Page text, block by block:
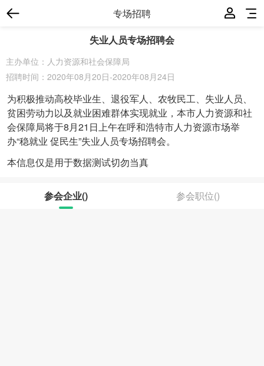
专场招聘
失业人员专场招聘会
主办单位：人力资源和社会保障局
招聘时间： 2020年08月20日-2020年08月24日
为积极推动高校毕业生、退役军人、农牧民工、失业人员、
贫困劳动力以及就业困难群体实现就业，本市人力资源和社
会保障局将于8月21日上午在呼和浩特市人力资源市场举
办“稳就业 促民生”失业人员专场招聘会。
本信息仅是用于数据测试切勿当真
参会企业() 参会职位()